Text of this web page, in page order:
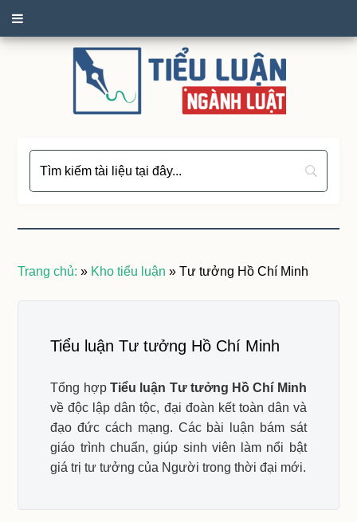
Trang chủ: » Kho tiểu luận »Tư tưởng Hồ Chí Minh
Tiểu luận Tư tưởng Hồ Chí Minh
Tổng hợp Tiểu luận Tư tưởng Hồ Chí Minh
về độc lập dân tộc, đại đoàn kết toàn dân và
đạo đức cách mạng. Các bài luận bám sát
giáo trình chuẩn, giúp sinh viên làm nổi bật
giá trị tư tưởng của Người trong thời đại mới.